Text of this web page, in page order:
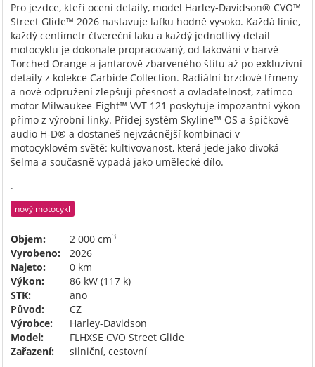
Pro jezdce, kteří ocení detaily, model Harley-Davidson® CVO™
Street Glide™ 2026 nastavuje laťku hodně vysoko. Každá linie,
každý centimetr čtvereční laku a každý jednotlivý detail
motocyklu je dokonale propracovaný, od lakování v barvě
Torched Orange a jantarově zbarveného štítu až po exkluzivní
detaily z kolekce Carbide Collection. Radiální brzdové třmeny
a nové odpružení zlepšují přesnost a ovladatelnost, zatímco
motor Milwaukee-Eight™ VVT 121 poskytuje impozantní výkon
přímo z výrobní linky. Přidej systém Skyline™ OS a špičkové
audio H-D® a dostaneš nejvzácnější kombinaci v
motocyklovém světě: kultivovanost, která jede jako divoká
šelma a současně vypadá jako umělecké dílo.
.
nový motocykl
Objem: 2 000 cm3
Vyrobeno:
2026
Najeto:
0 km
Výkon:
86 kW (117 k)
STK:
ano
Původ:
CZ
Výrobce:
Harley-Davidson
Model:
FLHXSE CVO Street Glide
Zařazení:
silniční, cestovní